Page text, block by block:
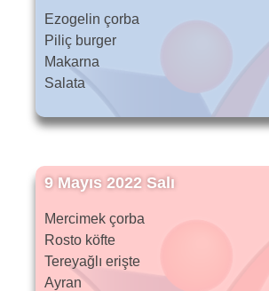
Ezogelin çorba
Piliç burger
Makarna
Salata
9 Mayıs 2022 Salı
Mercimek çorba
Rosto köfte
Tereyağlı erişte
Ayran